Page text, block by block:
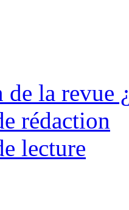
de la revue
rédaction
lecture